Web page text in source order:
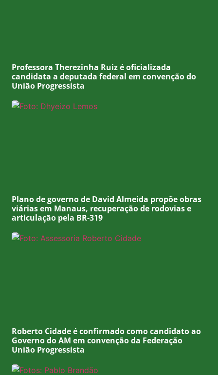
Professora Therezinha Ruiz é oficializada
candidata a deputada federal em convenção do
União Progressista
Plano de governo de David Almeida propõe obras
viárias em Manaus, recuperação de rodovias e
articulação pela BR-319
Roberto Cidade é confirmado como candidato ao
Governo do AM em convenção da Federação
União Progressista